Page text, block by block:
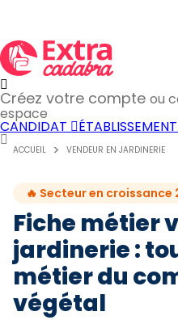
Créez votre compte ou
espace
CANDIDAT ÉTABLISSEMENT
ACCUEIL VENDEUR EN JARDINERIE
🔥 Secteur en croissance
Fiche métier
jardinerie :
métier du
végétal